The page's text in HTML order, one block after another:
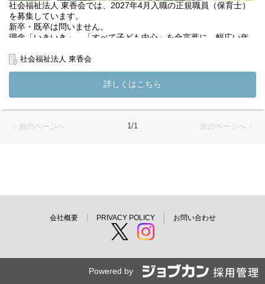
社会福祉法人 東香会では、2027年4月入職の正規職員（保育士）
を募集しています。
新卒・既卒は問いません。
理念「いきいき」、「すべて子ども中心」を合言葉に、幅広い年
す。
ただける方のご応募をお待ちしています。
募集施設：
・しぜんの国保育園（東京都町田市）
・渋谷東しぜんの国こども園 (東京都渋谷区)
・上町しぜんの国保育園 (東京都世田谷区)
社会福祉法人 東香会
詳しくはこちら
〈 前のページへ 1/1 次のページへ 〉
会社概要 PRIVACY POLICY お問い合わせ
Powered by